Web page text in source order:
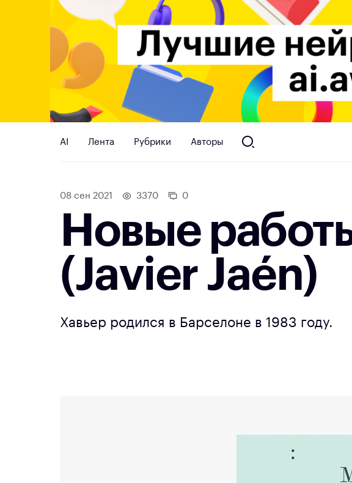
AI Лента Рубрики Авторы
08 сен 2021 3370 0
Новые
(Javier Jaén)
Хавьер родился в Барселоне в 1983 году.